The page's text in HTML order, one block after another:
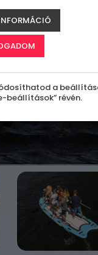
a
beállítások” révén.